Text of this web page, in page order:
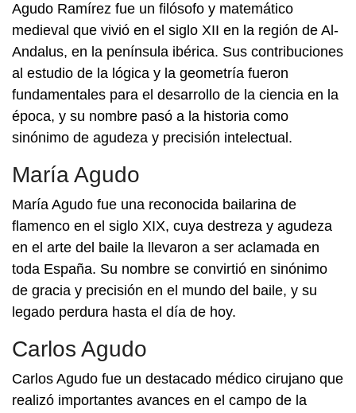
Agudo Ramírez fue un filósofo y matemático
medieval que vivió en el siglo XII en la región de Al-
Andalus, en la península ibérica. Sus contribuciones
al estudio de la lógica y la geometría fueron
fundamentales para el desarrollo de la ciencia en la
época, y su nombre pasó a la historia como
sinónimo de agudeza y precisión intelectual.
María Agudo
María Agudo fue una reconocida bailarina de
flamenco en el siglo XIX, cuya destreza y agudeza
en el arte del baile la llevaron a ser aclamada en
toda España. Su nombre se convirtió en sinónimo
de gracia y precisión en el mundo del baile, y su
legado perdura hasta el día de hoy.
Carlos Agudo
Carlos Agudo fue un destacado médico cirujano que
realizó importantes avances en el campo de la